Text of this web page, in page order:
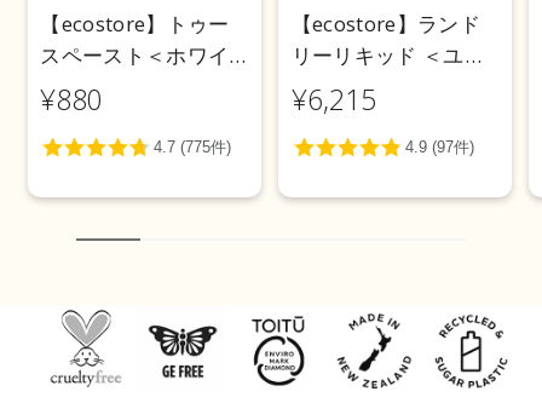
【ecostore】トゥー
スペースト＜ホワイ
トニング＞ 100g
¥880
【ecostore】ランド
リーリキッド ＜ユー
カリ＞ 5L
¥6,215